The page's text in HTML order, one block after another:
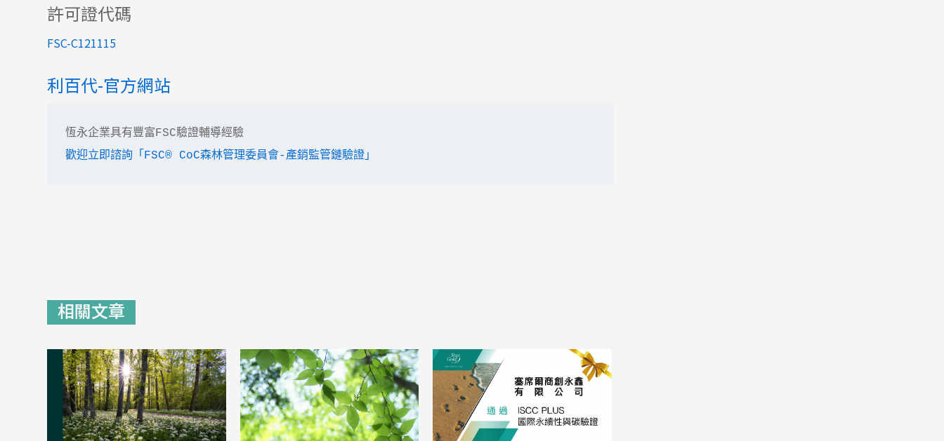
許可證代碼
FSC-C121115
利百代-官方網站
恆永企業具有豐富FSC驗證輔導經驗
歡迎立即諮詢「FSC® CoC森林管理委員會-產銷監管鏈驗證」
相關文章